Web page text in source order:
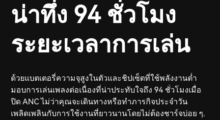
น่าทึ่ง 94 ชั่วโมง
ระยะเวลาการเล่น
ด้วยแบตเตอรี่ความจุสูงในตัวและชิปเซ็ตที่ใช้พลังงานต่ำ
มอบการเล่นเพลงต่อเนื่องที่น่าประทับใจถึง 94 ชั่วโมงเมื่อ
ปิด ANC ไม่ว่าคุณจะเดินทางหรือทำภารกิจประจำวัน
เพลิดเพลินกับการใช้งานที่ยาวนานโดยไม่ต้องชาร์จบ่อย ๆ.